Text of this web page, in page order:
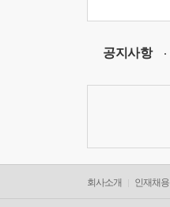
공지사항
회사소개 인재채용